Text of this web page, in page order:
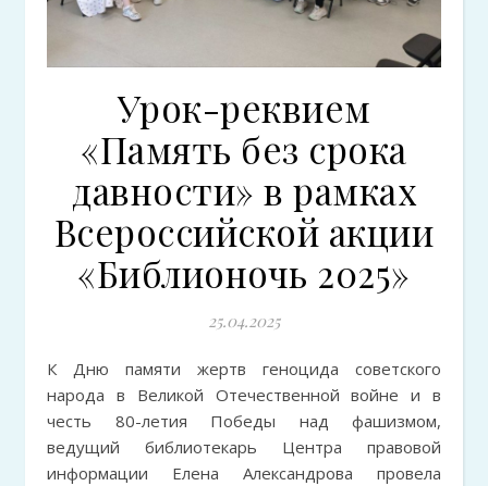
Урок-реквием
«Память без срока
давности» в рамках
Всероссийской акции
«Библионочь 2025»
25.04.2025
К Дню памяти жертв геноцида советского
народа в Великой Отечественной войне и в
честь 80-летия Победы над фашизмом,
ведущий библиотекарь Центра правовой
информации Елена Александрова провела